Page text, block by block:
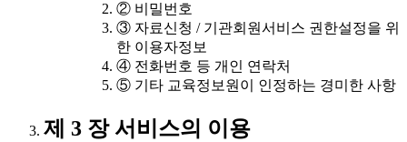
② 비밀번호
③ 자료신청 / 기관회원서비스 권한설정을 위
한 이용자정보
④ 전화번호 등 개인 연락처
⑤ 기타 교육정보원이 인정하는 경미한 사항
제 3 장 서비스의 이용